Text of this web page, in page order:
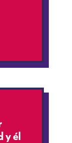
y él